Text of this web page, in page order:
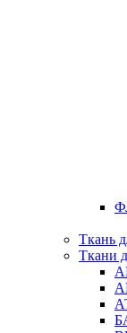
Ткань
Ткани